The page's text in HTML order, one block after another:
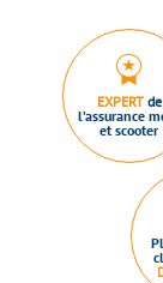
EXPERTde
l’assurance
et scooter